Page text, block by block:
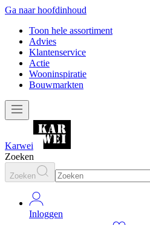
Ga naar hoofdinhoud
Toon hele assortiment
Advies
Klantenservice
Actie
Wooninspiratie
Bouwmarkten
Karwei
Zoeken
Zoeken
Inloggen